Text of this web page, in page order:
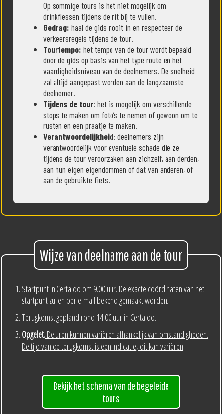
Op sommige tours is het niet mogelijk om
drinkflessen tijdens de rit bij te vullen.
Gedrag: haal de gids nooit in en respecteer de
verkeersregels tijdens de tour.
Tourtempo: het tempo van de tour wordt bepaald
door de gids op basis van het type route en het
vaardigheidsniveau van de deelnemers. De snelheid
zal altijd aangepast worden aan de langzaamste
deelnemer.
Tijdens de tour: het is mogelijk om verschillende
stops te maken om foto’s te nemen of gewoon om te
rusten en een praatje te maken.
Verantwoordelijkheid: deelnemers zijn
verantwoordelijk voor eventuele schade die ze
tijdens de tour veroorzaken aan zichzelf, aan derden,
aan hun eigen eigendommen of dat van anderen, of
aan de gebruikte fiets.
Wijze van deelname aan de tour
Startpunt in Certaldo om 9.00 uur. De exacte coördinaten van het
startpunt zullen per e-mail bekend gemaakt worden.
Terugkomst gepland rond 14.00 uur in Certaldo.
Opgelet.De uren kunnen variëren afhankelijk van omstandigheden.
De tijd van de terugkomst is een indicatie, dit kan variëren
Bekijk het schema van de begeleide
tours